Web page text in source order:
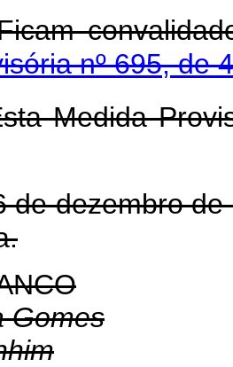
nº 695, de
Medida
de dezembro de
Gomes